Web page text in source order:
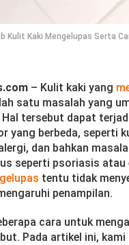
k
n
g
e
u
p
a
s
S
t
a
Kulit Kaki Mengelupas Serta
– Kulit kaki yang
satu masalah yang
tersebut dapat
yang berbeda, seperti
dan bahkan
seperti psoriasis atau
tentu tidak
penampilan.
cara untuk
Pada artikel ini, kami